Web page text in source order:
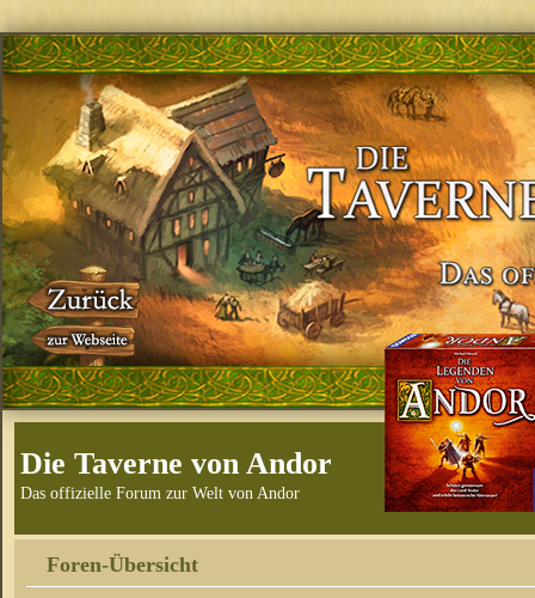
Die Taverne von Andor
Das offizielle Forum zur Welt von Andor
Foren-Übersicht